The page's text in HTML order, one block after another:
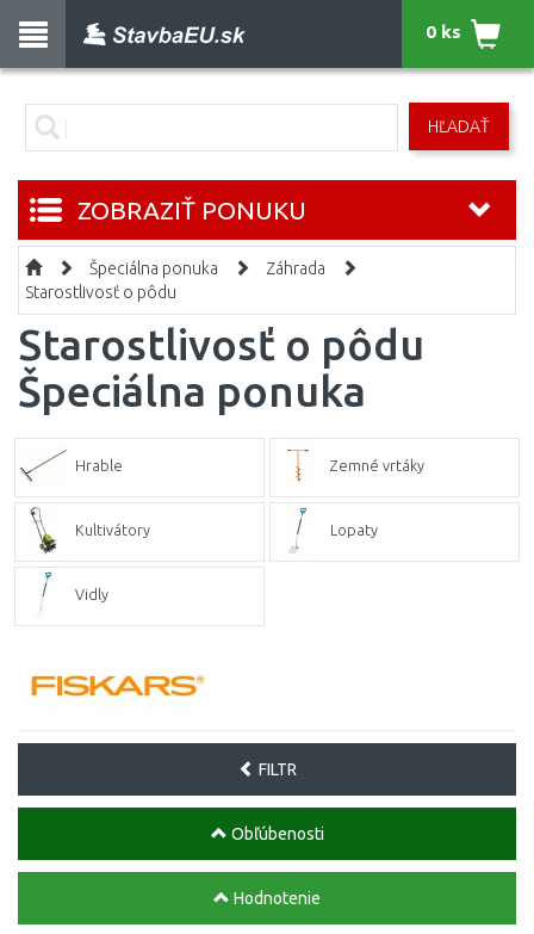
HĽADAŤ
0 ks
ZOBRAZIŤ PONUKU
Špeciálna ponuka
Záhrada
Starostlivosť o pôdu
Starostlivosť o pôdu
Špeciálna ponuka
Hrable Zemné vrtáky
Kultivátory Lopaty
Vidly
FILTR
Obľúbenosti
Hodnotenie